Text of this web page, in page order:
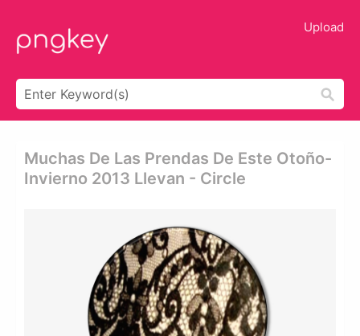
Upload
Muchas De Las Prendas De Este Otoño-
Invierno 2013 Llevan - Circle